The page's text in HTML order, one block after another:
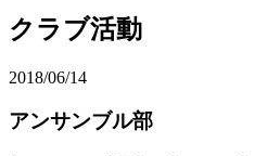
クラブ活動
2018/06/14
アンサンブル部